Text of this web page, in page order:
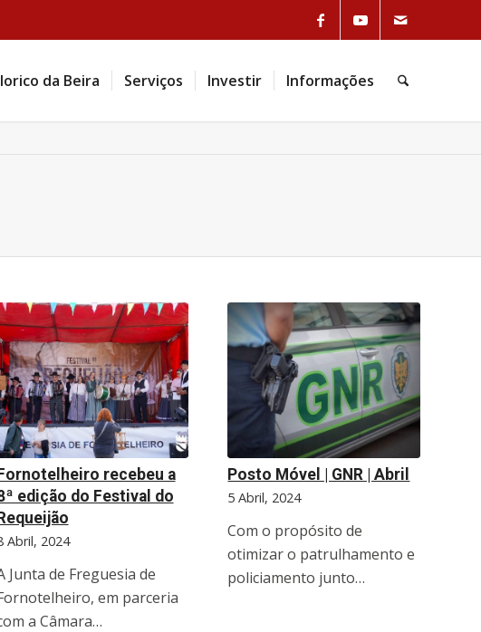
da Beira Serviços Investir Informações
recebeu a
edição do Festival do
Abril, 2024
Junta de Freguesia de
em parceria
a Câmara…
Posto Móvel | GNR | Abril
5 Abril, 2024
Com o propósito de
otimizar o patrulhamento e
policiamento junto…